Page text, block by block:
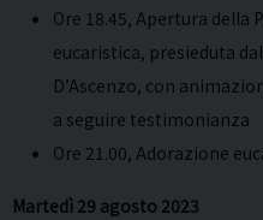
Ore 18.45, Apertura della
eucaristica, presieduta
D’Ascenzo, con
a seguire testimonianza
Ore 21.00, Adorazione
Martedì 29 agosto 2023